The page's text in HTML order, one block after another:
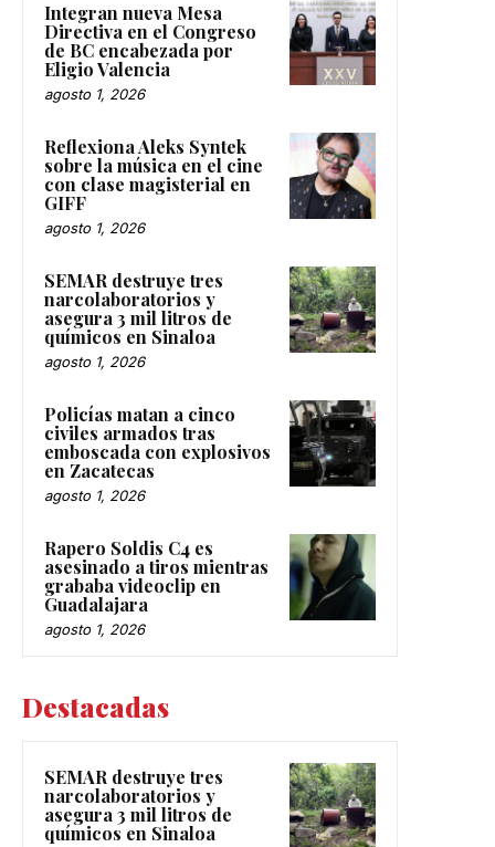
Integran nueva Mesa
Directiva en el Congreso
de BC encabezada por
Eligio Valencia
agosto 1, 2026
Reflexiona Aleks Syntek
sobre la música en el cine
con clase magisterial en
GIFF
agosto 1, 2026
SEMAR destruye tres
narcolaboratorios y
asegura 3 mil litros de
químicos en Sinaloa
agosto 1, 2026
Policías matan a cinco
civiles armados tras
emboscada con explosivos
en Zacatecas
agosto 1, 2026
Rapero Soldis C4 es
asesinado a tiros mientras
grababa videoclip en
Guadalajara
agosto 1, 2026
Destacadas
SEMAR destruye tres
narcolaboratorios y
asegura 3 mil litros de
químicos en Sinaloa